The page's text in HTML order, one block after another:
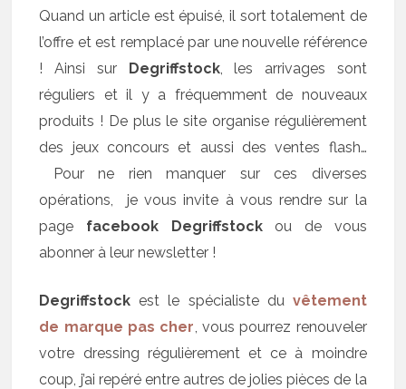
Quand un article est épuisé, il sort totalement de
l’offre et est remplacé par une nouvelle référence
! Ainsi sur Degriffstock, les arrivages sont
réguliers et il y a fréquemment de nouveaux
produits ! De plus le site organise régulièrement
des jeux concours et aussi des ventes flash…
Pour ne rien manquer sur ces diverses
opérations, je vous invite à vous rendre sur la
page facebook Degriffstockou de vous
abonner à leur newsletter !
Degriffstock est le spécialiste du vêtement
de marque pas cher , vous pourrez renouveler
votre dressing régulièrement et ce à moindre
coup, j’ai repéré entre autres de jolies pièces de la